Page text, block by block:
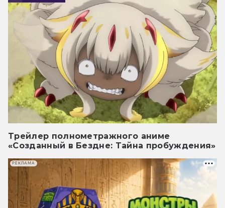
Трейлер полнометражного аниме
«Созданный в Бездне: Тайна пробуждения»
РЕКЛАМА